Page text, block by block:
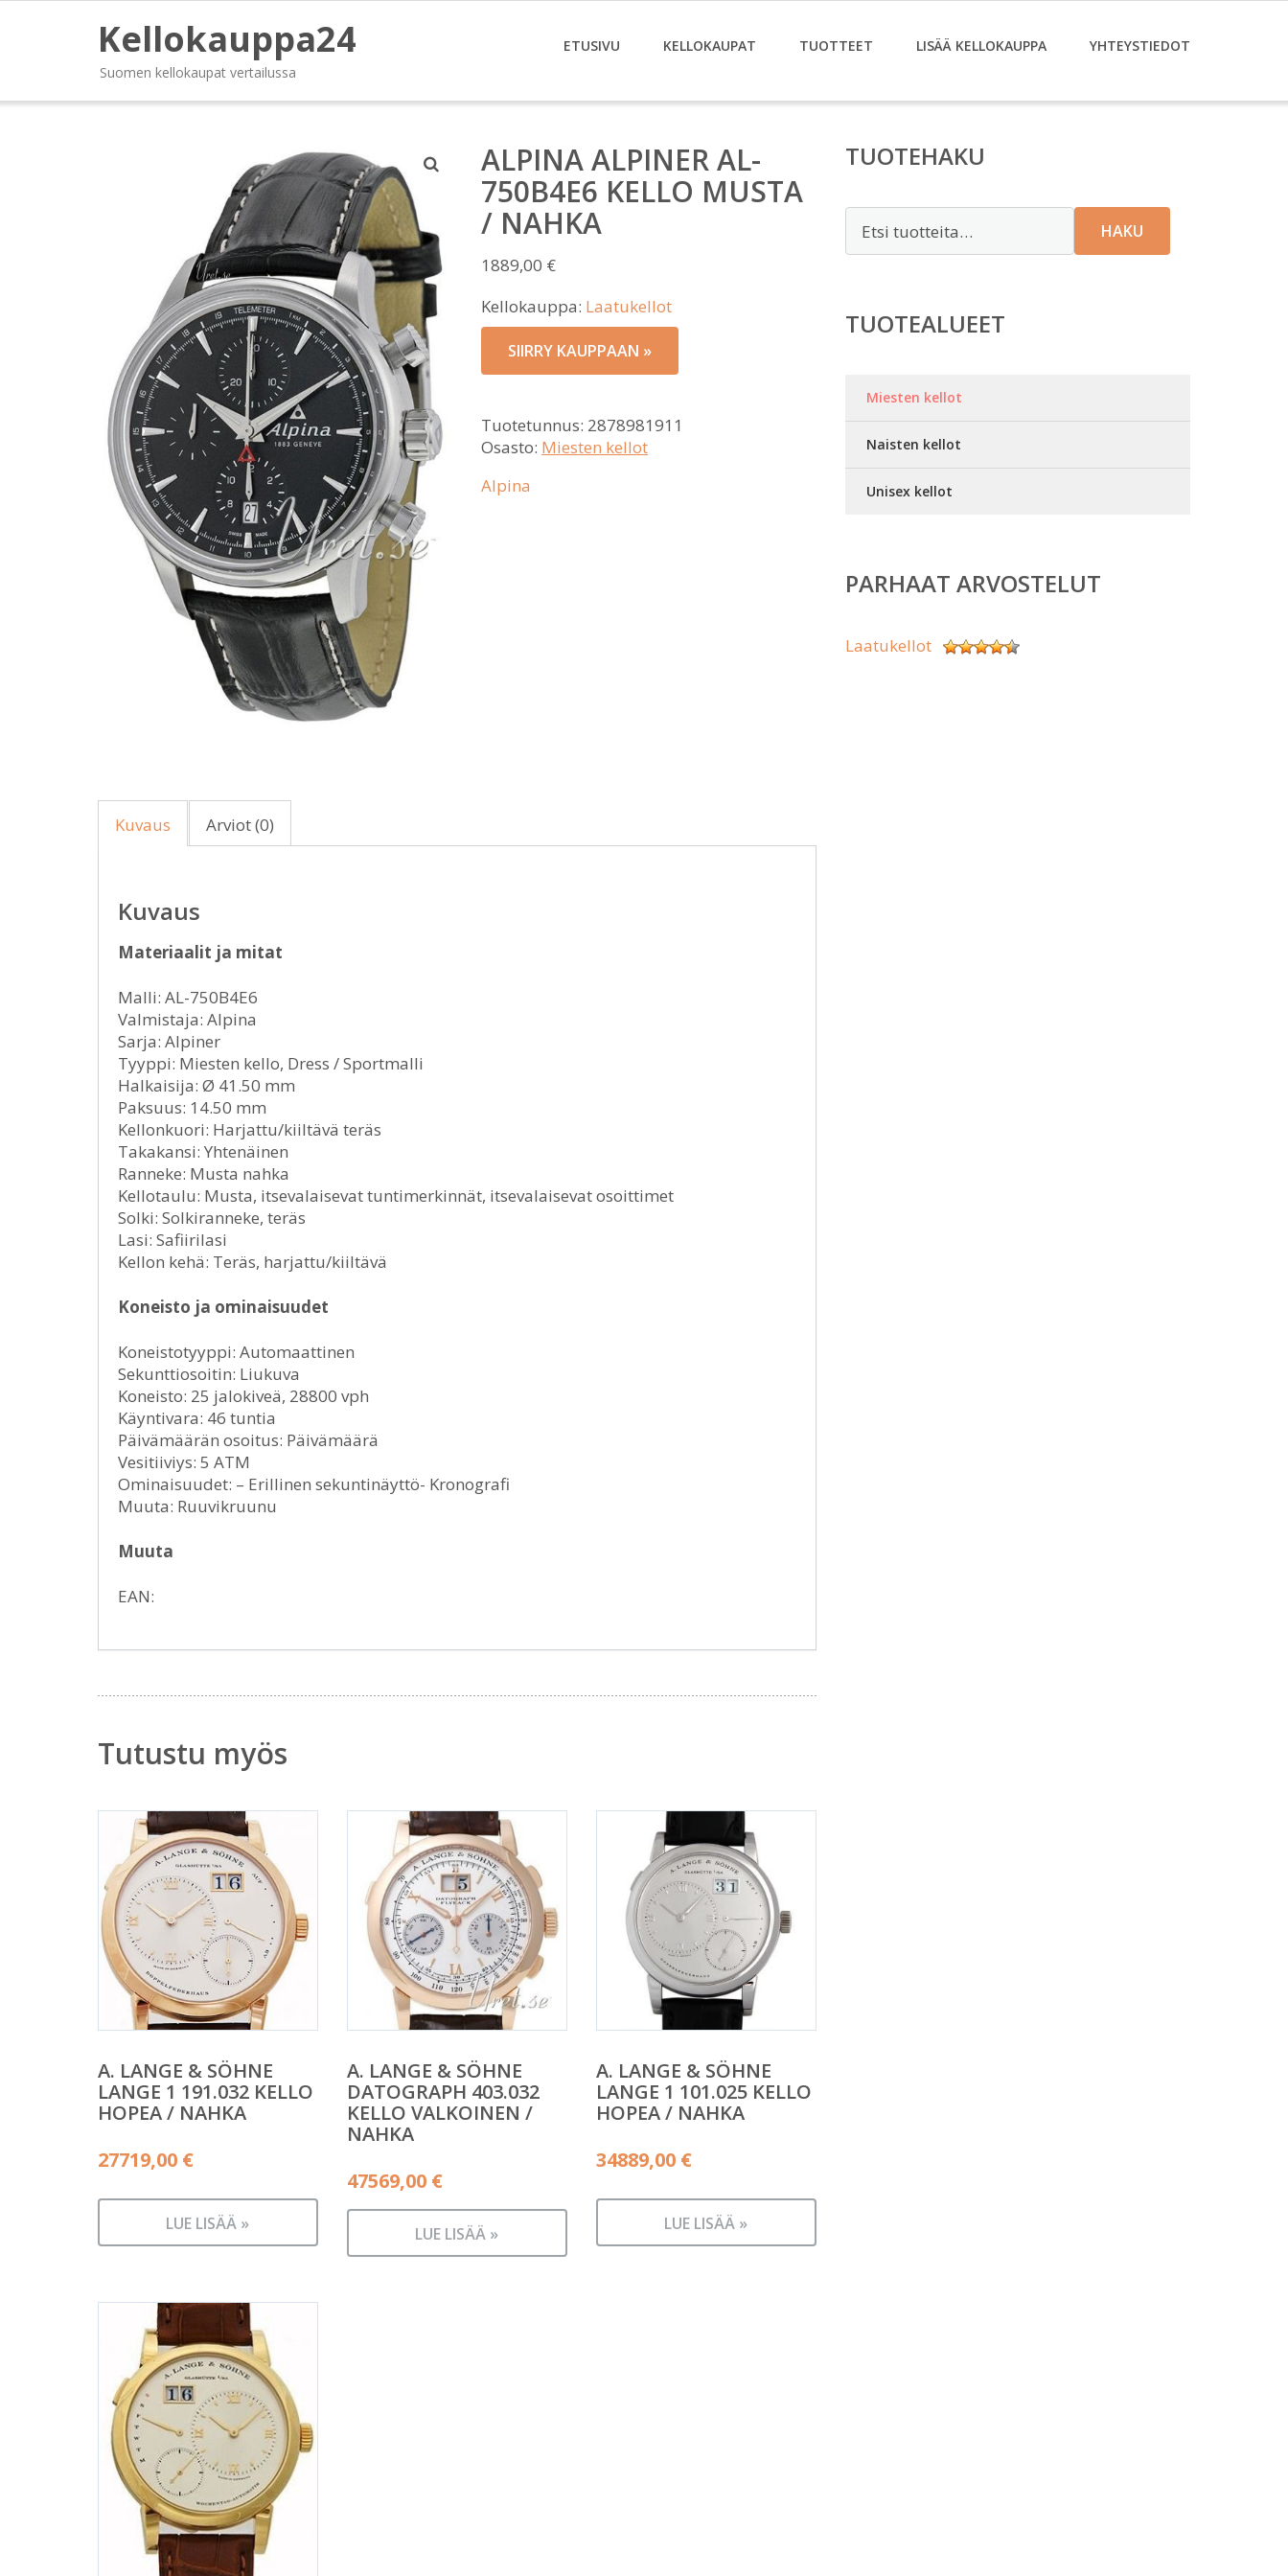
Kellokauppa24
Suomen kellokaupat vertailussa
ETUSIVU KELLOKAUPAT TUOTTEET LISÄÄ KELLOKAUPPA YHTEYSTIEDOT
ALPINA ALPINER AL-
750B4E6 KELLO MUSTA
/ NAHKA
1889,00 €
Kellokauppa: Laatukellot
SIIRRY KAUPPAAN »
Tuotetunnus: 2878981911
Osasto: Miesten kellot
Alpina
Kuvaus Arviot (0)
Kuvaus
Materiaalit ja mitat
Malli: AL-750B4E6
Valmistaja: Alpina
Sarja: Alpiner
Tyyppi: Miesten kello, Dress / Sportmalli
Halkaisija: Ø 41.50 mm
Paksuus: 14.50 mm
Kellonkuori: Harjattu/kiiltävä teräs
Takakansi: Yhtenäinen
Ranneke: Musta nahka
Kellotaulu: Musta, itsevalaisevat tuntimerkinnät, itsevalaisevat osoittimet
Solki: Solkiranneke, teräs
Lasi: Safiirilasi
Kellon kehä: Teräs, harjattu/kiiltävä
Koneisto ja ominaisuudet
Koneistotyyppi: Automaattinen
Sekunttiosoitin: Liukuva
Koneisto: 25 jalokiveä, 28800 vph
Käyntivara: 46 tuntia
Päivämäärän osoitus: Päivämäärä
Vesitiiviys: 5 ATM
Ominaisuudet: – Erillinen sekuntinäyttö- Kronografi
Muuta: Ruuvikruunu
Muuta
EAN:
Tutustu myös
A. LANGE & SÖHNE
LANGE 1 191.032 KELLO
HOPEA / NAHKA
27719,00 €
LUE LISÄÄ »
A. LANGE & SÖHNE
DATOGRAPH 403.032
KELLO VALKOINEN /
NAHKA
47569,00 €
LUE LISÄÄ »
A. LANGE & SÖHNE
LANGE 1 101.025 KELLO
HOPEA / NAHKA
34889,00 €
LUE LISÄÄ »
TUOTEHAKU
HAKU
TUOTEALUEET
Miesten kellot
Naisten kellot
Unisex kellot
PARHAAT ARVOSTELUT
Laatukellot